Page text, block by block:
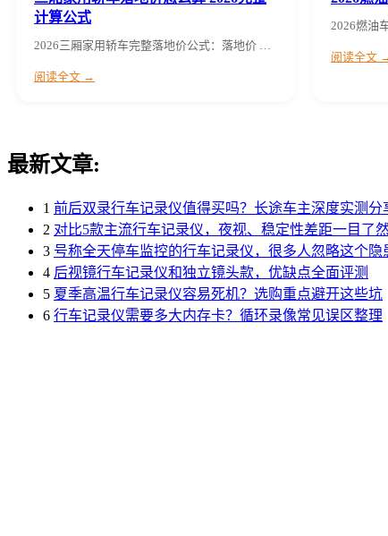
计算公式
2026三厢家用轿车完整落地价公式：落地价 …
阅读全文 →
2026燃油
阅读全文
最新文章:
1 前后双录行车记录仪值得买吗？长途车主深度实测分
2 对比5款主流行车记录仪，夜视、稳定性差距一目了
3 号称全天停车监控的行车记录仪，很多人忽略这个隐
4 后视镜行车记录仪和独立镜头款，优缺点全面评测
5 夏季高温行车记录仪容易死机？选购重点避开这些坑
6 行车记录仪需要多大内存卡？循环录像常见误区整理